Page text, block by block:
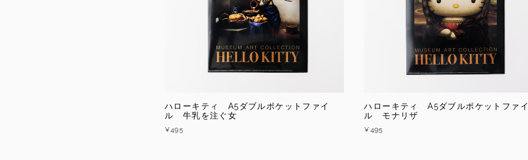
ハローキティ A5ダブルポケットファイ
ル 牛乳を注ぐ女
¥495
ハローキティ A5ダブルポケットファイ
ル モナリザ
¥495